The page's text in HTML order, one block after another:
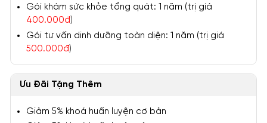
Gói khám sức khỏe tổng quát: 1 năm (trị giá
400.000đ)
Gói tư vấn dinh dưỡng toàn diện: 1 năm (trị giá
500.000đ)
Ưu Đãi Tặng Thêm
Giảm 5% khoá huấn luyện cơ bản